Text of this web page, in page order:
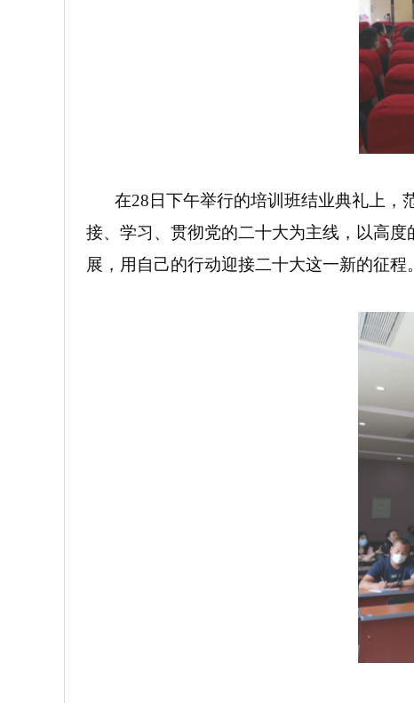
在28日下午举行的培训班结业典礼上，
接、学习、贯彻党的二十大为主线，以高
展，用自己的行动迎接二十大这一新的征程。